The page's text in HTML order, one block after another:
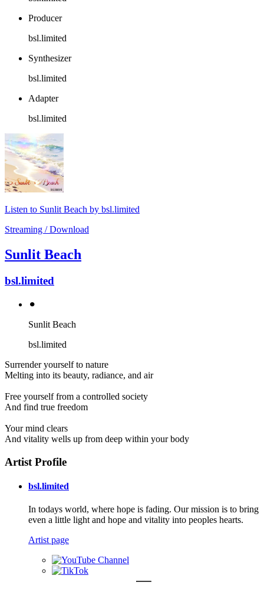
Producer
bsl.limited
Synthesizer
bsl.limited
Adapter
bsl.limited
Listen to Sunlit Beach by bsl.limited
Streaming / Download
Sunlit Beach
bsl.limited
⚫︎
Sunlit Beach
bsl.limited
Surrender yourself to nature
Melting into its beauty, radiance, and air
Free yourself from a controlled society
And find true freedom
Your mind clears
And vitality wells up from deep within your body
Artist Profile
bsl.limited
In todays world, where hope is fading. Our mission is to bring
even a little light and hope and vitality into peoples hearts.
Artist page